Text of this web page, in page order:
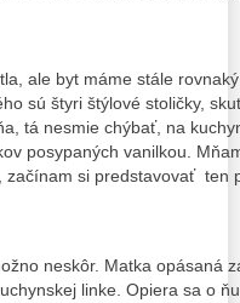
ale byt máme stále
sú štyri štýlové stoličky,
tá nesmie chýbať, na
posypaných vanilkou.
začínam si predstavovať ten
neskôr. Matka opásaná
linke. Opiera sa o